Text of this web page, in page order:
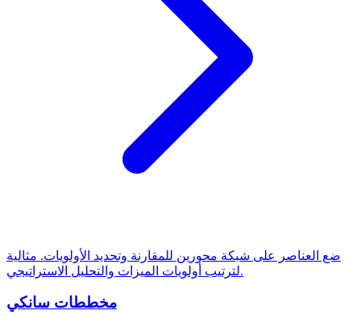
ضع العناصر على شبكة محورين للمقارنة وتحديد الأولويات. مثالية
لترتيب أولويات الميزات والتحليل الاستراتيجي.
مخططات سانكي